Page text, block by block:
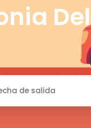
Del
de salida